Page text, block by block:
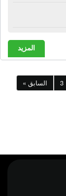
المزيد
« السابق 3